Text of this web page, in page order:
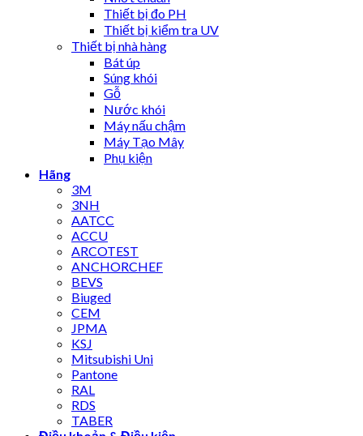
Thiết bị đo PH
Thiết bị kiểm tra UV
Thiết bị nhà hàng
Bát úp
Súng khói
Gỗ
Nước khói
Máy nấu chậm
Máy Tạo Mây
Phụ kiện
Hãng
3M
3NH
AATCC
ACCU
ARCOTEST
ANCHORCHEF
BEVS
Biuged
CEM
JPMA
KSJ
Mitsubishi Uni
Pantone
RAL
RDS
TABER